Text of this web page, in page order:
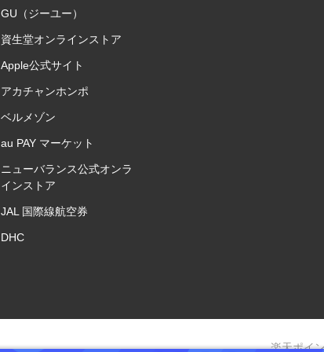
GU（ジーユー）
資生堂オンラインストア
Apple公式サイト
アカチャンホンポ
ベルメゾン
au PAY マーケット
ニューバランス公式オンラ
インストア
JAL 国際線航空券
DHC
楽天ポイ